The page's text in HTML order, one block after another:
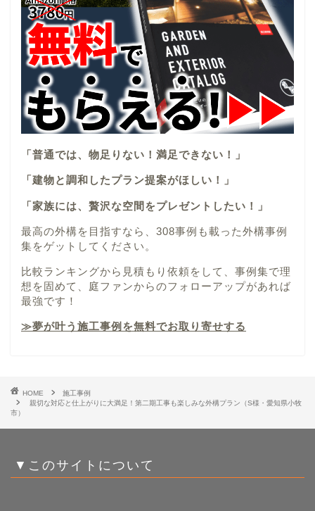
「普通では、物足りない！満足できない！」
「建物と調和したプラン提案がほしい！」
「家族には、贅沢な空間をプレゼントしたい！」
最高の外構を目指すなら、308事例も載った外構事例
集をゲットしてください。
比較ランキングから見積もり依頼をして、事例集で理
想を固めて、庭ファンからのフォローアップがあれば
最強です！
≫夢が叶う施工事例を無料でお取り寄せする
HOME
施工事例
親切な対応と仕上がりに大満足！第二期工事も楽しみな外構プラン（S様・愛知県小牧
市）
▼このサイトについて